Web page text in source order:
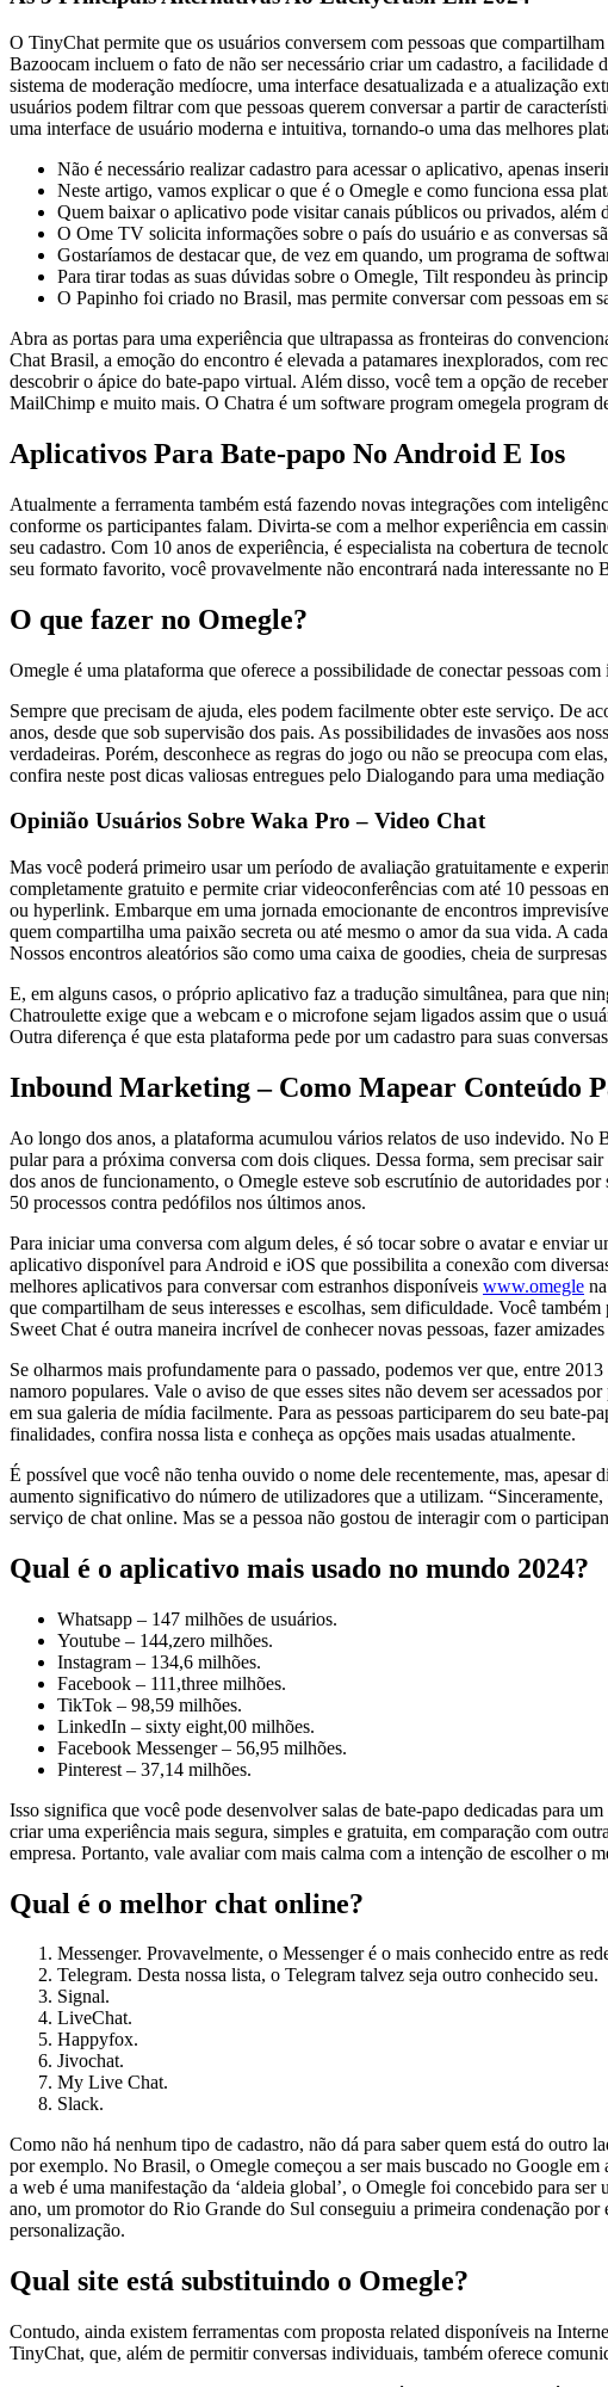
O TinyChat permite que os usuários conversem com pessoas que
Bazoocam incluem o fato de não ser necessário criar um cadastro, a
sistema de moderação medíocre, uma interface desatualizada e a atualização
usuários podem filtrar com que pessoas querem conversar a partir de
uma interface de usuário moderna e intuitiva, tornando-o uma das melhores
Não é necessário realizar cadastro para acessar o aplicativo, apenas
Neste artigo, vamos explicar o que é o Omegle e como funciona essa
Quem baixar o aplicativo pode visitar canais públicos ou privados, além
O Ome TV solicita informações sobre o país do usuário e as conversas
Gostaríamos de destacar que, de vez em quando, um programa de
Para tirar todas as suas dúvidas sobre o Omegle, Tilt respondeu às
O Papinho foi criado no Brasil, mas permite conversar com pessoas em
Abra as portas para uma experiência que ultrapassa as fronteiras do
Chat Brasil, a emoção do encontro é elevada a patamares inexplorados, com
descobrir o ápice do bate-papo virtual. Além disso, você tem a opção de
MailChimp e muito mais. O Chatra é um software program omegela program
Aplicativos Para Bate-papo No Android E Ios
Atualmente a ferramenta também está fazendo novas integrações com
conforme os participantes falam. Divirta-se com a melhor experiência em
seu cadastro. Com 10 anos de experiência, é especialista na cobertura de
seu formato favorito, você provavelmente não encontrará nada interessante no
O que fazer no Omegle?
Omegle é uma plataforma que oferece a possibilidade de conectar pessoas
Sempre que precisam de ajuda, eles podem facilmente obter este serviço. De
anos, desde que sob supervisão dos pais. As possibilidades de invasões aos
verdadeiras. Porém, desconhece as regras do jogo ou não se preocupa com
confira neste post dicas valiosas entregues pelo Dialogando para uma
Opinião Usuários Sobre Waka Pro – Video Chat
Mas você poderá primeiro usar um período de avaliação gratuitamente e
completamente gratuito e permite criar videoconferências com até 10 pessoas
ou hyperlink. Embarque em uma jornada emocionante de encontros
quem compartilha uma paixão secreta ou até mesmo o amor da sua vida. A
Nossos encontros aleatórios são como uma caixa de goodies, cheia de
E, em alguns casos, o próprio aplicativo faz a tradução simultânea, para que
Chatroulette exige que a webcam e o microfone sejam ligados assim que o
Outra diferença é que esta plataforma pede por um cadastro para suas
Inbound Marketing – Como Mapear Conteúdo
Ao longo dos anos, a plataforma acumulou vários relatos de uso indevido.
pular para a próxima conversa com dois cliques. Dessa forma, sem precisar
dos anos de funcionamento, o Omegle esteve sob escrutínio de autoridades
50 processos contra pedófilos nos últimos anos.
Para iniciar uma conversa com algum deles, é só tocar sobre o avatar e
aplicativo disponível para Android e iOS que possibilita a conexão com
melhores aplicativos para conversar com estranhos disponíveis www.omegle
que compartilham de seus interesses e escolhas, sem dificuldade. Você
Sweet Chat é outra maneira incrível de conhecer novas pessoas, fazer
Se olharmos mais profundamente para o passado, podemos ver que, entre
namoro populares. Vale o aviso de que esses sites não devem ser acessados
em sua galeria de mídia facilmente. Para as pessoas participarem do seu bate-
finalidades, confira nossa lista e conheça as opções mais usadas atualmente.
É possível que você não tenha ouvido o nome dele recentemente, mas,
aumento significativo do número de utilizadores que a utilizam.
serviço de chat online. Mas se a pessoa não gostou de interagir com o
Qual é o aplicativo mais usado no mundo 2024?
Whatsapp – 147 milhões de usuários.
Youtube – 144,zero milhões.
Instagram – 134,6 milhões.
Facebook – 111,three milhões.
TikTok – 98,59 milhões.
LinkedIn – sixty eight,00 milhões.
Facebook Messenger – 56,95 milhões.
Pinterest – 37,14 milhões.
Isso significa que você pode desenvolver salas de bate-papo dedicadas para
criar uma experiência mais segura, simples e gratuita, em comparação com
empresa. Portanto, vale avaliar com mais calma com a intenção de escolher o
Qual é o melhor chat online?
Messenger. Provavelmente, o Messenger é o mais conhecido entre as
Telegram. Desta nossa lista, o Telegram talvez seja outro conhecido seu.
Signal.
LiveChat.
Happyfox.
Jivochat.
My Live Chat.
Slack.
Como não há nenhum tipo de cadastro, não dá para saber quem está do outro
por exemplo. No Brasil, o Omegle começou a ser mais buscado no Google em
a web é uma manifestação da ‘aldeia global’, o Omegle foi concebido para
ano, um promotor do Rio Grande do Sul conseguiu a primeira condenação
personalização.
Qual site está substituindo o Omegle?
Contudo, ainda existem ferramentas com proposta related disponíveis na
TinyChat, que, além de permitir conversas individuais, também oferece